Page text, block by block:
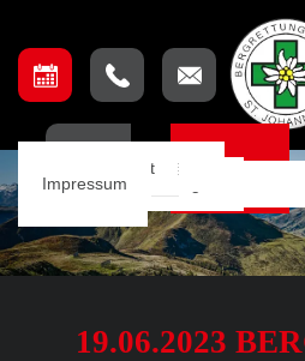
Einsätze
Einsatzbeschreibung
Einsatzkarte
Mannschaft
Ausbildungsteam
Aufnahmebedingungen
Lage & Anfahrt
Impressum
19.06.2023